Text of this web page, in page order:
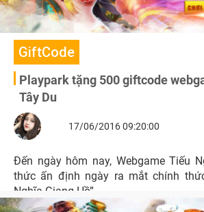
GiftCode
Playpark tặng 500 giftcode
Tây Du
17/06/2016 09:20:00
Đến ngày hôm nay, Webgame Tiếu Ngạo
thức ấn định ngày ra mắt chính
Nghĩa Giang Hồ”